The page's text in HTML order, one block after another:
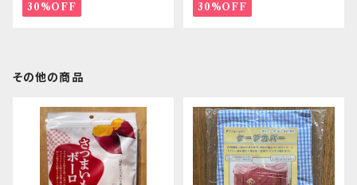
30%OFF 30%OFF
その他の商品